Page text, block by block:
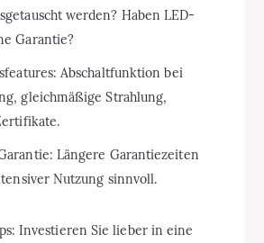
werden? Haben LED-
Garantie?
Abschaltfunktion bei
gleichmäßige Strahlung,
Längere Garantiezeiten
Nutzung sinnvoll.
Investieren Sie lieber in eine